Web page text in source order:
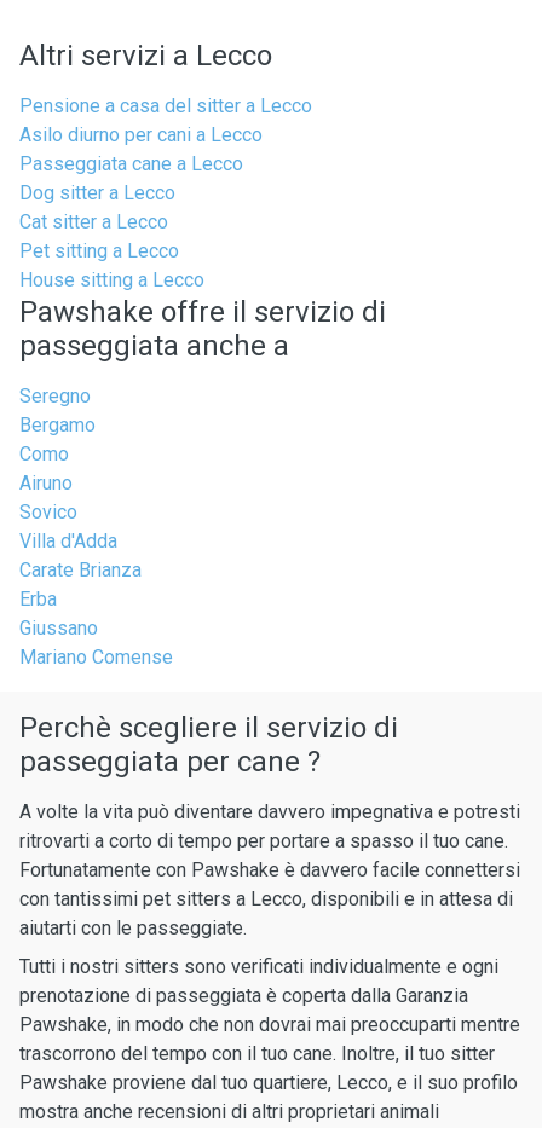
Altri servizi a Lecco
Pensione a casa del sitter a Lecco
Asilo diurno per cani a Lecco
Passeggiata cane a Lecco
Dog sitter a Lecco
Cat sitter a Lecco
Pet sitting a Lecco
House sitting a Lecco
Pawshake offre il servizio di
passeggiata anche a
Seregno
Bergamo
Como
Airuno
Sovico
Villa d'Adda
Carate Brianza
Erba
Giussano
Mariano Comense
Perchè scegliere il servizio di
passeggiata per cane ?
A volte la vita può diventare davvero impegnativa e potresti
ritrovarti a corto di tempo per portare a spasso il tuo cane.
Fortunatamente con Pawshake è davvero facile connettersi
con tantissimi pet sitters a Lecco, disponibili e in attesa di
aiutarti con le passeggiate.
Tutti i nostri sitters sono verificati individualmente e ogni
prenotazione di passeggiata è coperta dalla Garanzia
Pawshake, in modo che non dovrai mai preoccuparti mentre
trascorrono del tempo con il tuo cane. Inoltre, il tuo sitter
Pawshake proviene dal tuo quartiere, Lecco, e il suo profilo
mostra anche recensioni di altri proprietari animali